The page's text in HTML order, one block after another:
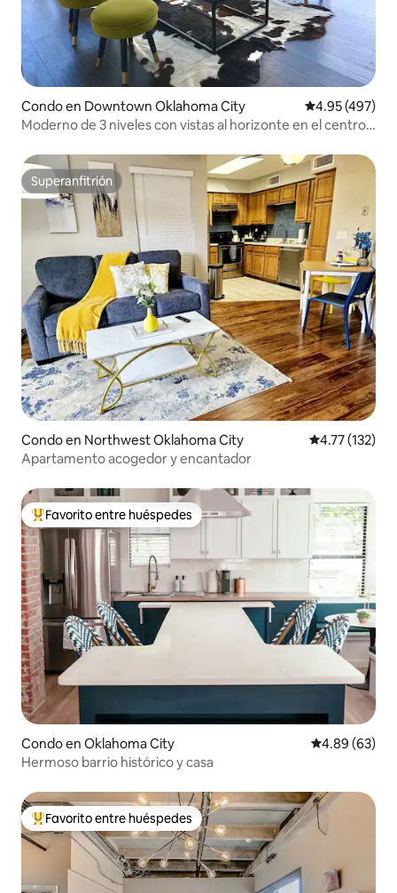
Condo en Downtown Oklahoma City Calificación
4.95 (497)
Moderno de 3 niveles con vistas al horizonte en el centro
Superanfitrión
Superanfitrión
Condo en Northwest Oklahoma City Calificación
4.77 (132)
Apartamento acogedor y encantador
Favorito entre huéspedes preferido
Favorito entre huéspedes
Condo en Oklahoma City Calificación
4.89 (63)
Hermoso barrio histórico y casa
Favorito entre huéspedes preferido
Favorito entre huéspedes